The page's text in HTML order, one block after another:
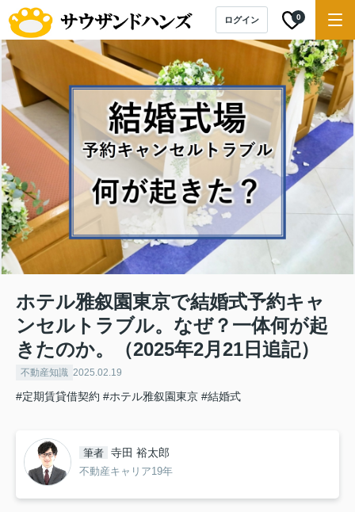
ログイン 0
ホテル雅叙園東京で結婚式予約キャ
ンセルトラブル。なぜ？一体何が起
きたのか。（2025年2月21日追記）
不動産知識 2025.02.19
#定期賃貸借契約 #ホテル雅叙園東京 #結婚式
筆者 寺田 裕太郎
不動産キャリア19年